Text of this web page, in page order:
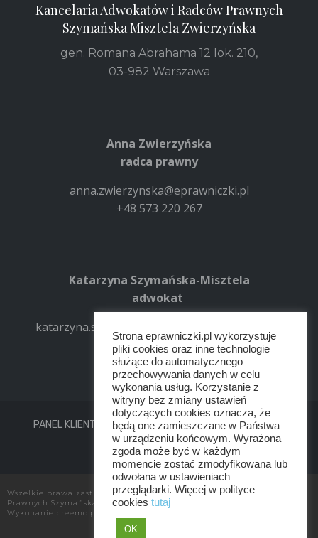
Kancelaria Adwokatów i Radców Prawnych
Szymańska Misztela Zwierzyńska
gen. Romana Abrahama 12 lok. 210,
03-982 Warszawa
Anna Zwierzyńska
radca prawny
anna.zwierzynska@eprawniczki.pl
+48 573 220 267
Katarzyna Szymańska-Misztela
adwokat
katarzyna.szymanska-misztela@eprawniczki.pl
+48 516 481 354
PANEL KLIENTA REGULAMIN
POLITYKA PRYWATNOŚCI
KONTAKT
Wszelkie prawa zastrzeżone przez Kancelaria Adwokatów i Radców
Prawnych Szymańska Misztela Zwierzyńska
Wykonanie creemo.pl
Strona eprawniczki.pl wykorzystuje
pliki cookies oraz inne technologie
służące do automatycznego
przechowywania danych w celu
wykonania usług. Korzystanie z
witryny bez zmiany ustawień
dotyczących cookies oznacza, że
będą one zamieszczane w Państwa
w urządzeniu końcowym. Wyrażona
zgoda może być w każdym
momencie zostać zmodyfikowana lub
odwołana w ustawieniach
przeglądarki. Więcej w polityce
cookies tutaj
OK